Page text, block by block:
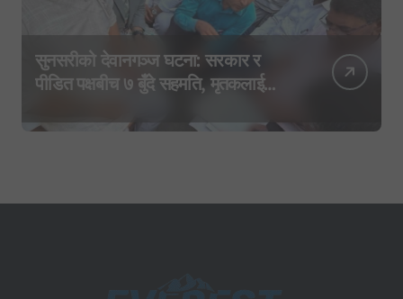
सुनसरीको देवानगञ्ज घटना: सरकार र
पीडित पक्षबीच ७ बुँदे सहमति, मृतकलाई